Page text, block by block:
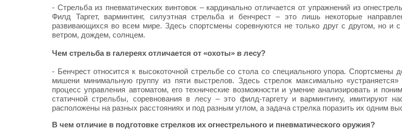
- Стрельба из пневматических винтовок – кардинально отличается от упражнений из
Филд Таргет, варминтинг, силуэтная стрельба и бенчрест – это лишь некоторые
развивающихся во всем мире. Здесь спортсмены соревнуются не только друг с другом, но и
ветром, дождем, солнцем.
Чем стрельба в галереях отличается от «охоты» в лесу?
- Бенчрест относится к высокоточной стрельбе со стола со специального упора. Спортсмены
мишени минимальную группу из пяти выстрелов. Здесь стрелок максимально
процесс управления автоматом, его технические возможности и умение анализировать и
статичной стрельбы, соревнования в лесу – это филд-таргету и варминтингу, имитируют
расположены на разных расстояниях и под разным углом, а задача стрелка поразить их одним
В чем отличие в подготовке стрелков их огнестрельного и пневматического оружия?